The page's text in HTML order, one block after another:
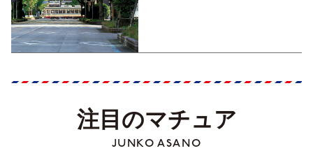
注目のマチュア
JUNKO ASANO